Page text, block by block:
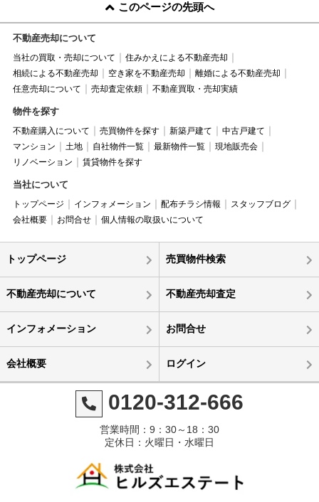
このページの先頭へ
不動産売却について
当社の買取・売却について
住みかえによる不動産売却
相続による不動産売却
空き家を不動産売却
離婚による不動産売却
任意売却について
売却査定依頼 不動産買取・売却実績
物件を探す
不動産購入について 売買物件を探す 新築戸建て
中古戸建て
マンション
土地 自社物件一覧 最新物件一覧
現地販売会
リノベーション
賃貸物件を探す
当社について
トップページ インフォメーション 配布チラシ情報
スタッフブログ
会社概要
お問合せ 個人情報の取扱いについて
トップページ 売買物件検索
不動産売却について 不動産売却査定
インフォメーション お問合せ
会社概要 ログイン
0120-312-666
営業時間：9：30～18：30
定休日：火曜日・水曜日